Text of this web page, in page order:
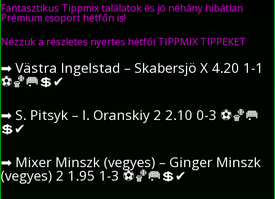
Fantasztikus Tippmix találatok és jó néhány hibátlan
Prémium csoport hétfőn is!
Nézzük a részletes nyertes hétfői TIPPMIX TIPPEKET
➡ Västra Ingelstad – Skabersjö X 4.20 1-1
⚽🏀🥅💲✔
➡ S. Pitsyk – I. Oranskiy 2 2.10 0-3 ⚽🏀🥅
💲✔
➡ Mixer Minszk (vegyes) – Ginger Minszk
(vegyes) 2 1.95 1-3 ⚽🏀🥅💲✔